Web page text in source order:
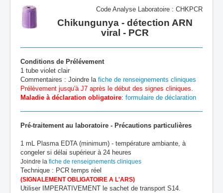
Code Analyse Laboratoire : CHKPCR
Chikungunya - détection ARN
viral - PCR
Conditions de Prélévement
1 tube violet clair
Commentaires : Joindre la fiche de renseignements cliniques
Prélèvement jusqu'à J7 après le début des signes cliniques.
Maladie à déclaration obligatoire: formulaire de déclaration
Pré-traitement au laboratoire - Précautions particulières
1 mL Plasma EDTA (minimum) - température ambiante, à
congeler si délai supérieur à 24 heures
Joindre la fiche de renseignements cliniques
Technique : PCR temps réel
(SIGNALEMENT OBLIGATOIRE A L'ARS)
Utiliser IMPERATIVEMENT le sachet de transport S14.